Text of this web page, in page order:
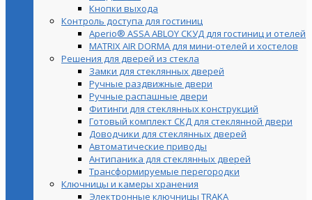
Кнопки выхода
Контроль доступа для гостиниц
Aperio® ASSA ABLOY СКУД для гостиниц и отелей
MATRIX AIR DORMA для мини-отелей и хостелов
Решения для дверей из стекла
Замки для стеклянных дверей
Ручные раздвижные двери
Ручные распашные двери
Фитинги для стеклянных конструкций
Готовый комплект СКД для стеклянной двери
Доводчики для стеклянных дверей
Автоматические приводы
Антипаника для стеклянных дверей
Трансформируемые перегородки
Ключницы и камеры хранения
Электронные ключницы TRAKA